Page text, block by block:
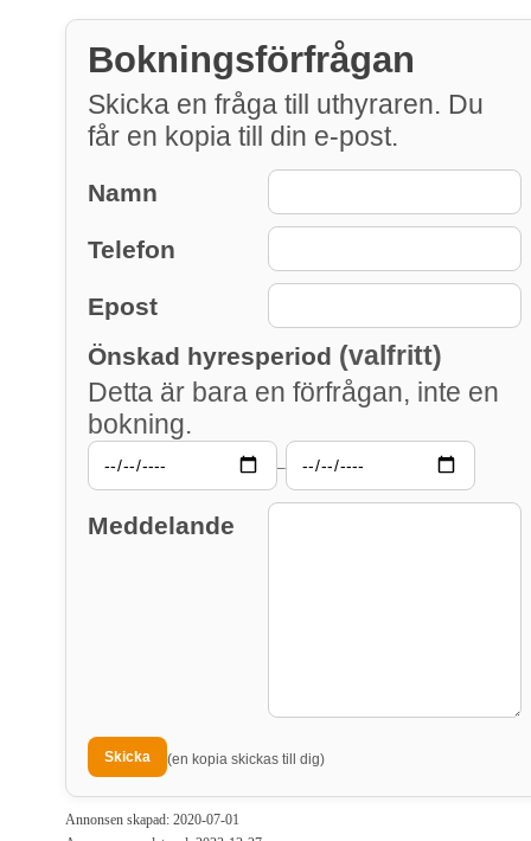
Bokningsförfrågan
Skicka en fråga till uthyraren. Du
får en kopia till din e-post.
Namn
Telefon
Epost
Önskad hyresperiod (valfritt)
Detta är bara en förfrågan, inte en
bokning.
–
Meddelande
(en kopia skickas till dig)
Annonsen skapad: 2020-07-01